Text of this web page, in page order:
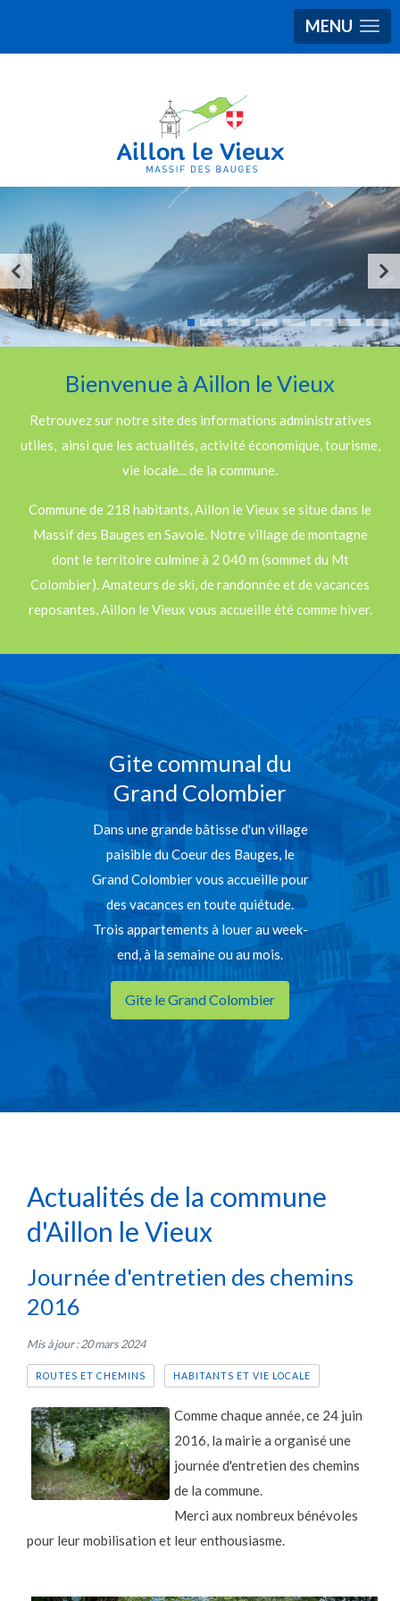
MENU
Bienvenue à Aillon le Vieux
Retrouvez sur notre site des informations administratives
utiles, ainsi que les actualités, activité économique, tourisme,
vie locale... de la commune.
Commune de 218 habitants, Aillon le Vieux se situe dans le
Massif des Bauges en Savoie. Notre village de montagne
dont le territoire culmine à 2 040 m (sommet du Mt
Colombier). Amateurs de ski, de randonnée et de vacances
reposantes, Aillon le Vieux vous accueille été comme hiver.
Gite communal du
Grand Colombier
Dans une grande bâtisse d'un village
paisible du Coeur des Bauges, le
Grand Colombier vous accueille pour
des vacances en toute quiétude.
Trois appartements à louer au week-
end, à la semaine ou au mois.
Gite le Grand Colombier
Actualités de la commune
d'Aillon le Vieux
Journée d'entretien des chemins
2016
Mis à jour : 20 mars 2024
ROUTES ET CHEMINS HABITANTS ET VIE LOCALE
Comme chaque année, ce 24 juin
2016, la mairie a organisé une
journée d'entretien des chemins
de la commune.
Merci aux nombreux bénévoles
pour leur mobilisation et leur enthousiasme.